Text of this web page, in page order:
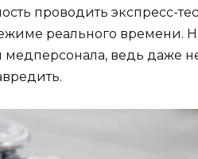
проводить экспресс-
реального времени.
ведь даже